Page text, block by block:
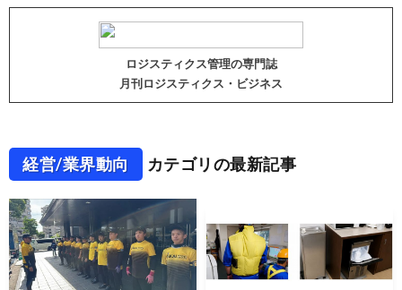
ロジスティクス管理の専門誌
月刊ロジスティクス・ビジネス
経営/業界動向 カテゴリの最新記事